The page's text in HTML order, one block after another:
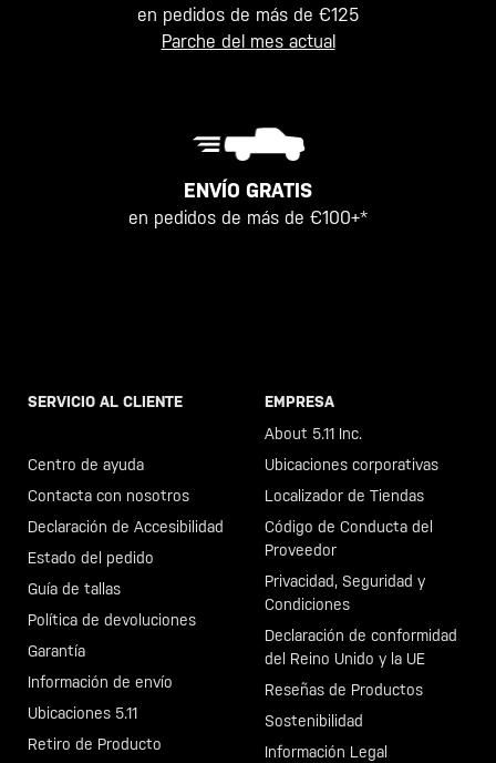
en pedidos de más de €125
Parche del mes actual
ENVÍO GRATIS
en pedidos de más de €100+*
SERVICIO AL CLIENTE
Centro de ayuda
Contacta con nosotros
Declaración de Accesibilidad
Estado del pedido
Guía de tallas
Política de devoluciones
Garantía
Información de envío
Ubicaciones 5.11
Retiro de Producto
EMPRESA
About 5.11 Inc.
Ubicaciones corporativas
Localizador de Tiendas
Código de Conducta del
Proveedor
Privacidad, Seguridad y
Condiciones
Declaración de conformidad
del Reino Unido y la UE
Reseñas de Productos
Sostenibilidad
Información Legal